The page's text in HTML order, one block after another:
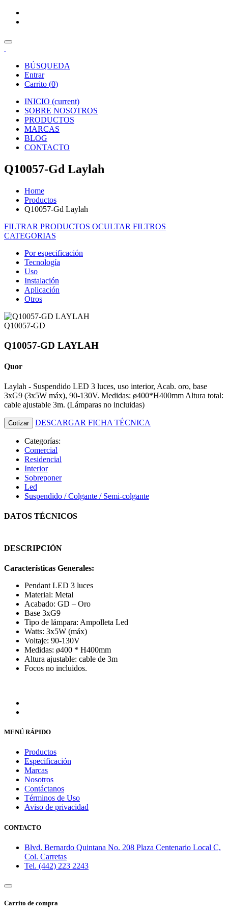
BÚSQUEDA
Entrar
Carrito (0)
INICIO (current)
SOBRE NOSOTROS
PRODUCTOS
MARCAS
BLOG
CONTACTO
Q10057-Gd Laylah
Home
Productos
Q10057-Gd Laylah
FILTRAR PRODUCTOS OCULTAR FILTROS
CATEGORIAS
Por especificación
Tecnología
Uso
Instalación
Aplicación
Otros
Q10057-GD
Q10057-GD LAYLAH
Quor
Laylah - Suspendido LED 3 luces, uso interior, Acab. oro, base
3xG9 (3x5W máx), 90-130V. Medidas: ø400*H400mm Altura total:
cable ajustable 3m. (Lámparas no incluidas)
Cotizar DESCARGAR FICHA TÉCNICA
Categorías:
Comercial
Residencial
Interior
Sobreponer
Led
Suspendido / Colgante / Semi-colgante
DATOS TÉCNICOS
DESCRIPCIÓN
Características Generales:
Pendant LED 3 luces
Material: Metal
Acabado: GD – Oro
Base 3xG9
Tipo de lámpara: Ampolleta Led
Watts: 3x5W (máx)
Voltaje: 90-130V
Medidas: ø400 * H400mm
Altura ajustable: cable de 3m
Focos no incluidos.
MENÚ RÁPIDO
Productos
Especificación
Marcas
Nosotros
Contáctanos
Términos de Uso
Aviso de privacidad
CONTACTO
Blvd. Bernardo Quintana No. 208 Plaza Centenario Local C,
Col. Carretas
Tel. (442) 223 2243
Carrito de compra